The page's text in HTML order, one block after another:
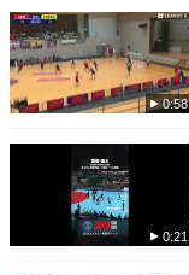
0:58
0:21